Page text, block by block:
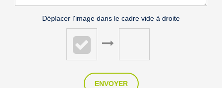
Déplacer l'image dans le cadre vide à droite
ENVOYER